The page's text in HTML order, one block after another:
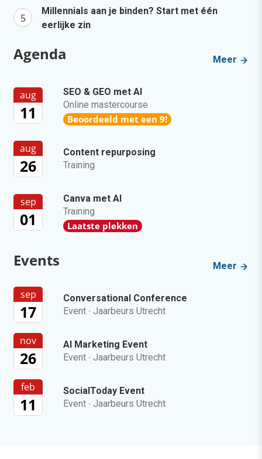
Millennials aan je binden? Start met één
eerlijke zin
Agenda Meer
aug
11
SEO & GEO met AI
Online mastercourse
Beoordeeld met een 9!
aug
26
Content repurposing
Training
sep
01
Canva met AI
Training
Laatste plekken
Events Meer
sep
17
Conversational Conference
Event · Jaarbeurs Utrecht
nov
26
AI Marketing Event
Event · Jaarbeurs Utrecht
feb
11
SocialToday Event
Event · Jaarbeurs Utrecht